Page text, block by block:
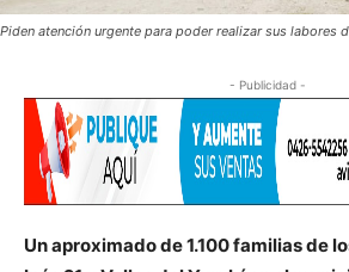
Piden atención urgente para poder realizar sus labores
- Publicidad -
Un aproximado de 1.100 familias de